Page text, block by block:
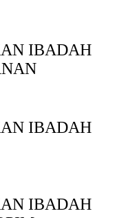
IBADAH
IBADAH
IBADAH